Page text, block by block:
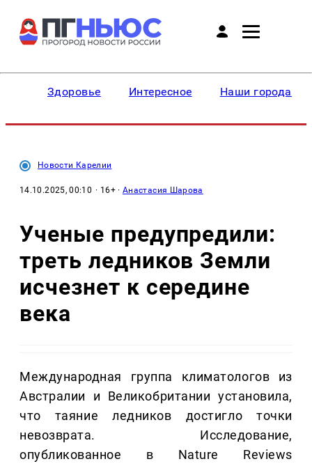
Здоровье Интересное Наши города
Новости Карелии
14.10.2025, 00:10 · 16+ ·Анастасия Шарова
Ученые предупредили:
треть ледников Земли
исчезнет к середине
века
Международная группа климатологов из
Австралии и Великобритании установила,
что таяние ледников достигло точки
невозврата. Исследование,
опубликованное в Nature Reviews